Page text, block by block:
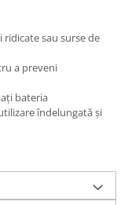
sau surse de
a preveni
bateria
îndelungată și